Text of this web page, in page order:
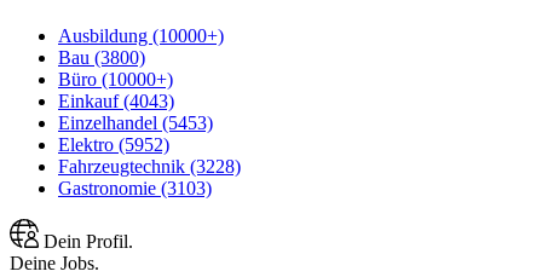
Ausbildung (10000+)
Bau (3800)
Büro (10000+)
Einkauf (4043)
Einzelhandel (5453)
Elektro (5952)
Fahrzeugtechnik (3228)
Gastronomie (3103)
Dein Profil.
Deine Jobs.